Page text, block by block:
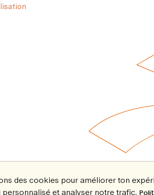
des cookies pour améliorer ton
personnalisé et analyser notre trafic.